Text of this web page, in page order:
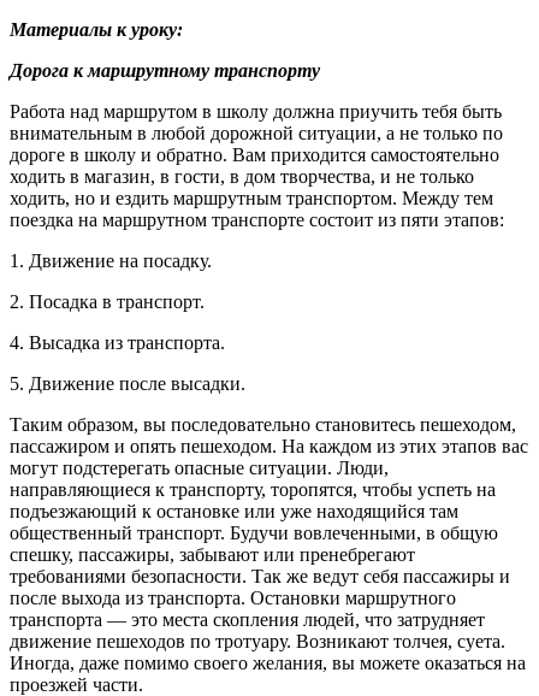
Материалы к уроку:
Дорога к маршрутному транспорту
Работа над маршрутом в школу должна приучить тебя быть
внимательным в любой дорожной ситуации, а не только по
дороге в школу и обратно. Вам приходится самостоятельно
ходить в магазин, в гости, в дом творчества, и не только
ходить, но и ездить маршрутным транспортом. Между тем
поездка на маршрутном транспорте состоит из пяти этапов:
1. Движение на посадку.
2. Посадка в транспорт.
4. Высадка из транспорта.
5. Движение после высадки.
Таким образом, вы последовательно становитесь пешеходом,
пассажиром и опять пешеходом. На каждом из этих этапов вас
могут подстерегать опасные ситуации. Люди,
направляющиеся к транспорту, торопятся, чтобы успеть на
подъезжающий к остановке или уже находящийся там
общественный транспорт. Будучи вовлеченными, в общую
спешку, пассажиры, забывают или пренебрегают
требованиями безопасности. Так же ведут себя пассажиры и
после выхода из транспорта. Остановки маршрутного
транспорта — это места скопления людей, что затрудняет
движение пешеходов по тротуару. Возникают толчея, суета.
Иногда, даже помимо своего желания, вы можете оказаться на
проезжей части.